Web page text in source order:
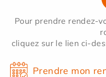
Pour prendre rendez-
cliquez sur le lien ci-
Prendre mon